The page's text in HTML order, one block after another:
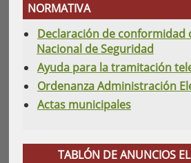
NORMATIVA
Declaración de conformidad
Nacional de Seguridad
Ayuda para la tramitación
Ordenanza Administración
Actas municipales
TABLÓN DE ANUNCIOS